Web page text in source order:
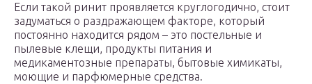
Если такой ринит проявляется круглогодично, стоит
задуматься о раздражающем факторе, который
постоянно находится рядом – это постельные и
пылевые клещи, продукты питания и
медикаментозные препараты, бытовые химикаты,
моющие и парфюмерные средства.